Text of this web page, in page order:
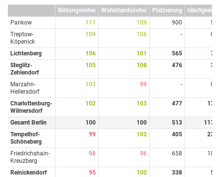
Bildungsindex Wohlstandsindex Platzierung Häufigkeit
Pankow
111 109 900
5
Treptow-
Köpenick
109 106 - 0
Lichtenberg 106 101 565
7
Steglitz-
Zehlendorf
105 108 476 3
Marzahn-
Hellersdorf
103 99 - 0
Charlottenburg-
Wilmersdorf
102 103 477 17
Gesamt Berlin 100 100 513
117
Tempelhof-
Schöneberg
99 102 405 23
Friedrichshain-
Kreuzberg
98 96 658 10
Reinickendorf 95 100 338
5